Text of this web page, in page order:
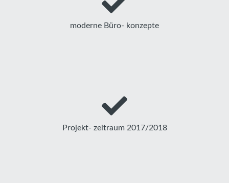
moderne Büro- konzepte
Projekt- zeitraum 2017/2018